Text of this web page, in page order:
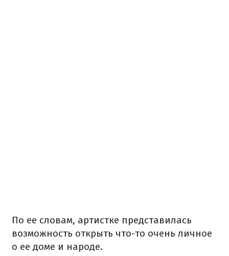
По ее словам, артистке представилась
возможность открыть что-то очень личное
о ее доме и народе.